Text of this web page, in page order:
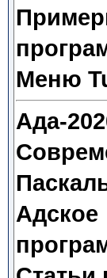
Меню
Ада-
Адское